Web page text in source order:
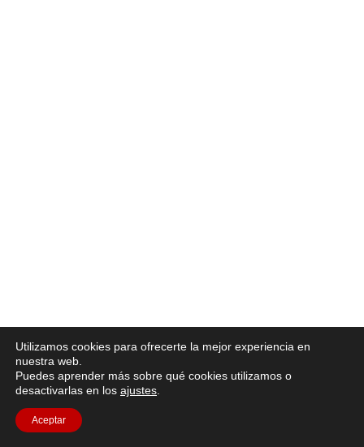
Utilizamos cookies para ofrecerte la mejor experiencia en
nuestra web.
Puedes aprender más sobre qué cookies utilizamos o
desactivarlas en los ajustes
Aceptar